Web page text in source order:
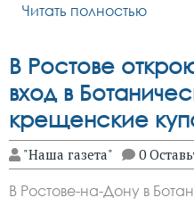
Читать полностью
В Ростове
вход в
крещенские
"Наша газета" 0
В Ростове-на-Дону в